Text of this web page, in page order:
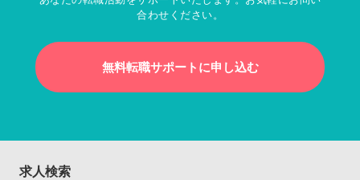
合わせください。
無料転職サポートに申し込む
求人検索